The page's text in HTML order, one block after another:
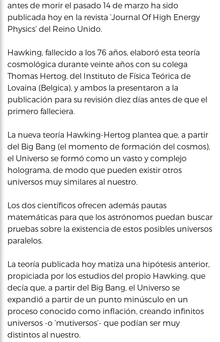
antes de morir el pasado 14 de marzo ha sido
publicada hoy en la revista ‘Journal Of High Energy
Physics’ del Reino Unido.
Hawking, fallecido a los 76 años, elaboró esta teoría
cosmológica durante veinte años con su colega
Thomas Hertog, del Instituto de Física Teórica de
Lovaina (Belgica), y ambos la presentaron a la
publicación para su revisión diez días antes de que el
primero falleciera.
La nueva teoría Hawking-Hertog plantea que, a partir
del Big Bang (el momento de formación del cosmos),
el Universo se formó como un vasto y complejo
holograma, de modo que pueden existir otros
universos muy similares al nuestro.
Los dos científicos ofrecen además pautas
matemáticas para que los astrónomos puedan buscar
pruebas sobre la existencia de estos posibles universos
paralelos.
La teoría publicada hoy matiza una hipótesis anterior,
propiciada por los estudios del propio Hawking, que
decía que, a partir del Big Bang, el Universo se
expandió a partir de un punto minúsculo en un
proceso conocido como inflación, creando infinitos
universos -o ‘mutiversos’- que podían ser muy
distintos al nuestro.